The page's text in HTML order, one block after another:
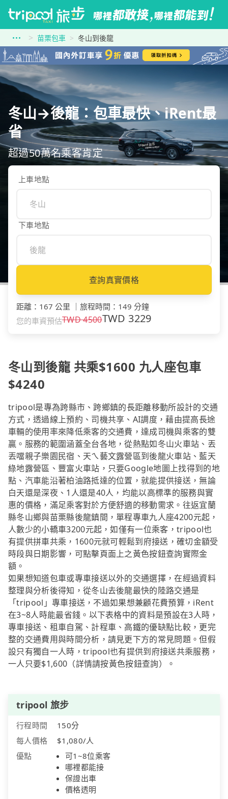
苗栗包車 冬山到後龍
冬山→後龍：包車最快、iRent最
省
超過50萬名乘客肯定
上車地點
下車地點
查詢真實價格
距離 ： 167 公里 旅程時間 ： 149 分鐘
您的車資預估TWD4500TWD 3229
冬山到後龍 共乘$1600 九人座包車
$4240
tripool是專為跨縣市、跨鄉鎮的長距離移動所設計的交通
方式，透過線上預約、司機共享、AI調度，藉由提高長途
車輛的使用率來降低乘客的交通費，達成司機與乘客的雙
贏。服務的範圍涵蓋全台各地，從熱點如冬山火車站、丟
丟噹親子樂園民宿、天ㄟ藝文露營區到後龍火車站、藍天
綠地露營區、豐富火車站，只要Google地圖上找得到的地
點、汽車能沿著柏油路抵達的位置，就能提供接送，無論
白天還是深夜、1人還是40人，均能以高標準的服務與實
惠的價格，滿足乘客對於方便舒適的移動需求。往返宜蘭
縣冬山鄉與苗栗縣後龍鎮間，單程專車九人座4200元起，
人數少的小轎車3200元起，如僅有一位乘客，tripool也
有提供拼車共乘，1600元就可輕鬆到府接送，確切金額受
時段與日期影響，可點擊頁面上之黃色按鈕查詢實際金
額。
如果想知道包車或專車接送以外的交通選擇，在經過資料
整理與分析後得知，從冬山去後龍最快的陸路交通是
「tripool」專車接送，不過如果想兼顧花費預算，iRent
在3~8人時能最省錢。以下表格中的資料是預設在3人時，
專車接送、租車自駕、計程車、高鐵的優缺點比較，更完
整的交通費用與時間分析，請見更下方的常見問題。但假
設只有獨自一人時，tripool也有提供到府接送共乘服務，
一人只要$1,600（詳情請按黃色按鈕查詢）。
tripool 旅步
行程時間
150分
每人價格
$1,080/人
優點
可1~8位乘客
哪裡都能接
保證出車
價格透明